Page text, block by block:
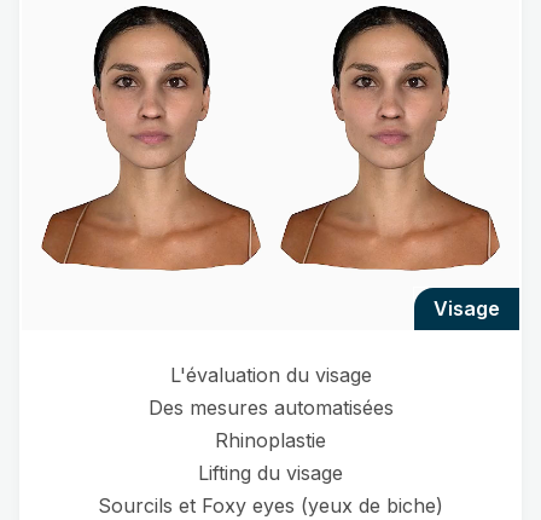
visage
L'évaluation du visage
Des mesures automatisées
Rhinoplastie
Lifting du visage
Sourcils et Foxy eyes (yeux de biche)